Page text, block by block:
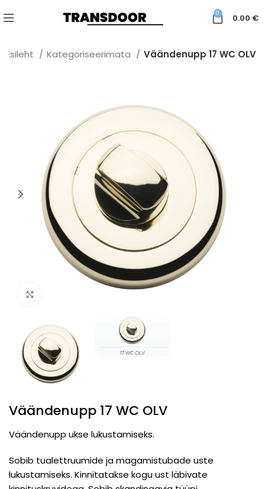
0 0.00 €
Esileht Kategoriseerimata Väändenupp 17 WC OLV
Väändenupp 17 WC OLV
Väändenupp ukse lukustamiseks.
Sobib tualettruumide ja magamistubade uste
lukustamiseks. Kinnitatakse kogu ust läbivate